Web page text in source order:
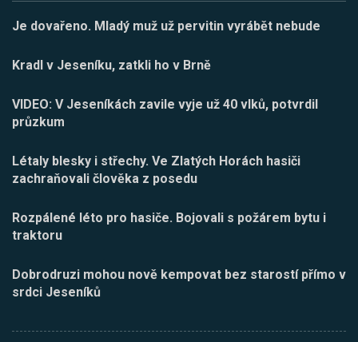
Je dovařeno. Mladý muž už pervitin vyrábět nebude
Kradl v Jeseníku, zatkli ho v Brně
VIDEO: V Jeseníkách zavile vyje už 40 vlků, potvrdil
průzkum
Létaly blesky i střechy. Ve Zlatých Horách hasiči
zachraňovali člověka z posedu
Rozpálené léto pro hasiče. Bojovali s požárem bytu i
traktoru
Dobrodruzi mohou nově kempovat bez starostí přímo v
srdci Jeseníků